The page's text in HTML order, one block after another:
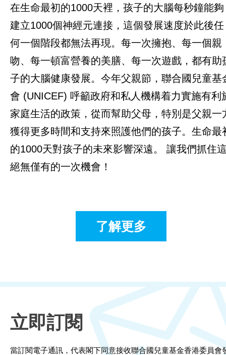
應對新冠疫情
母乳餵哺及兒童早期發展
本地合作項目
本地教育及青年項目
立即行動
關於我們
在生命最初的1000天裡，孩子的大腦每秒鐘能夠
建立1000個神經元連接，這個發展速度於此後任
何一個階段都無法再現。每一次擁抱、每一個親
吻、每一頓富營養的美膳、每一次遊戲，都有助
子的大腦健康發展。今年父親節，聯合國兒童基
會 (UNICEF) 呼籲政府和私人機構着力實施有利
家庭生活的政策，從而幫助父母，特別是父親一
獲得更多時間和支持來照護他們的孩子。生命最
的1000天對孩子的未來影響深遠。 讓我們抓住
絕無僅有的一次機會！
了解更多
立即訂閱
當訂閱電子通訊，代表閣下同意接收聯合國兒童基金香港委員會